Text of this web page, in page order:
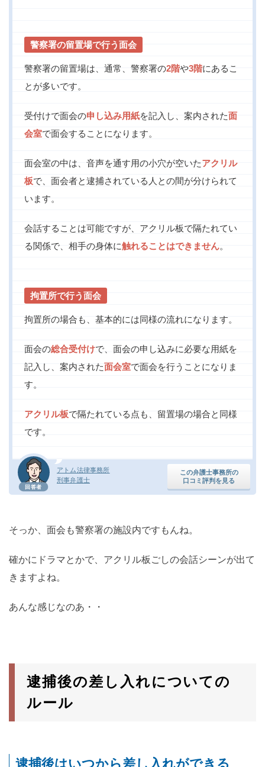
回答者
アトム法律事務所
刑事弁護士
この弁護士事務所の
口コミ評判を見る
警察署の留置場で行う面会
警察署の留置場は、通常、警察署の2階や3階にあるこ
とが多いです。
受付けで面会の申し込み用紙を記入し、案内された面
会室で面会することになります。
面会室の中は、音声を通す用の小穴が空いたアクリル
板で、面会者と逮捕されている人との間が分けられて
います。
会話することは可能ですが、アクリル板で隔たれてい
る関係で、相手の身体に触れることはできません。
拘置所で行う面会
拘置所の場合も、基本的には同様の流れになります。
面会の総合受付けで、面会の申し込みに必要な用紙を
記入し、案内された面会室で面会を行うことになりま
す。
アクリル板で隔たれている点も、留置場の場合と同様
です。
そっか、面会も警察署の施設内ですもんね。
確かにドラマとかで、アクリル板ごしの会話シーンが出て
きますよね。
あんな感じなのあ・・
逮捕後の差し入れについての
ルール
逮捕後はいつから差し入れができる